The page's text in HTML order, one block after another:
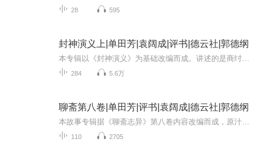
28 595
封神演义上|单田芳|袁阔成|评书|德云社|郭德纲
284 5.6万
聊斋第八卷|单田芳|评书|袁阔成|德云社|郭德纲
110 2705